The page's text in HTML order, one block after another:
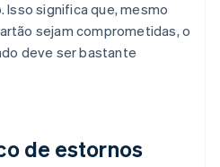
Isso significa que, mesmo
sejam comprometidas, o
deve ser bastante
de estornos